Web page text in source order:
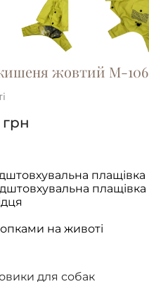
жовтий M-106
грн
плащівка
плащівка
на животі
для собак